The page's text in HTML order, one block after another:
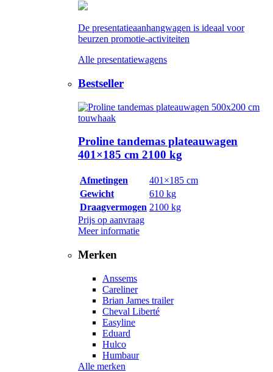
De presentatieaanhangwagen is ideaal voor
beurzen promotie-activiteiten
Alle presentatiewagens
Bestseller
Proline tandemas plateauwagen
401×185 cm 2100 kg
Afmetingen
401×185 cm
Gewicht
610 kg
Draagvermogen 2100 kg
Prijs op aanvraag
Meer informatie
Merken
Anssems
Careliner
Brian James trailer
Cheval Liberté
Easyline
Eduard
Hulco
Humbaur
Alle merken